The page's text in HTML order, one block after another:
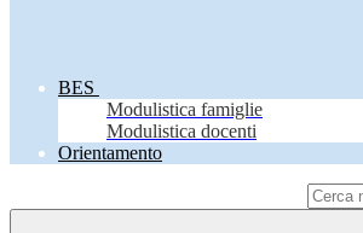
BES
Modulistica famiglie
Modulistica docenti
Orientamento